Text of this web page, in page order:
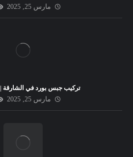
مارس 25, 2025
تركيب جبس بورد في الشارقة |0547149297
مارس 25, 2025